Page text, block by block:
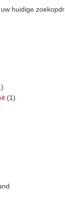
huidige
(1)